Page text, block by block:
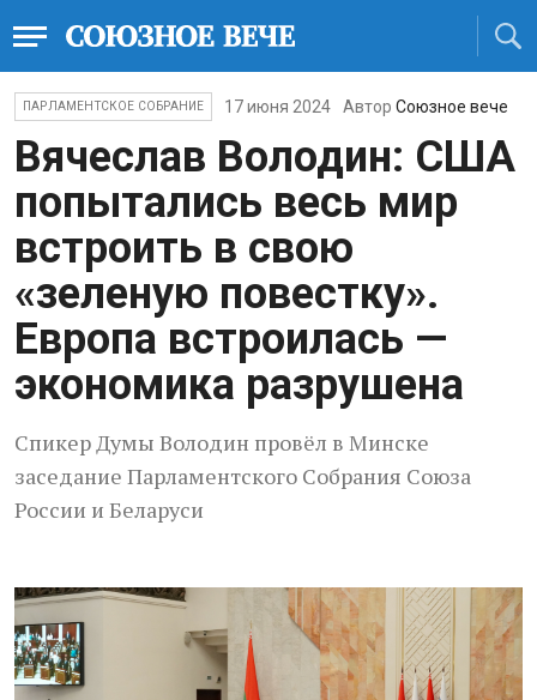
ПАРЛАМЕНТСКОЕ СОБРАНИЕ 17 июня 2024 АвторСоюзное вече
Вячеслав Володин: США
попытались весь мир
встроить в свою
«зеленую повестку».
Европа встроилась —
экономика разрушена
Спикер Думы Володин провёл в Минске
заседание Парламентского Собрания Союза
России и Беларуси